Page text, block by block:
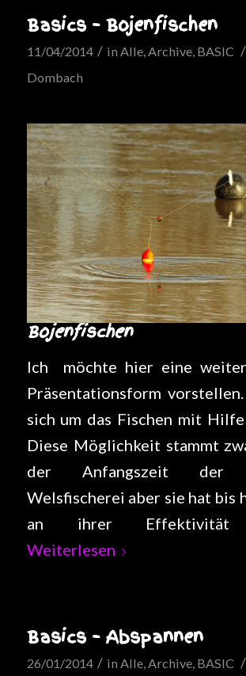
Basics – Bojenfischen
11/04/2014 / in Alle,Archive, BASIC /
Dombach
Bojenfischen
Ich möchte hier eine
Präsentationsform
sich um das Fischen mit
Diese Möglichkeit stammt
der Anfangszeit der
Welsfischerei aber sie hat bis
an ihrer Effektivität
Weiterlesen
Basics – Abspannen
26/01/2014 / in Alle, Archive, BASIC /